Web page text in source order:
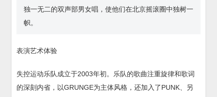
独一无二的双声部男女唱，使他们在北京摇滚圈中独树一
帜。
表演艺术体验
失控运动乐队成立于2003年初。乐队的歌曲注重旋律和歌词
的深刻内省，以GRUNGE为主体风格，还加入了PUNK、另